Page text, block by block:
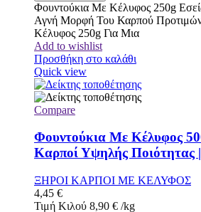
Φουντούκια Με Κέλυφος 250g
Αγνή Μορφή Του Καρπού
Κέλυφος 250g Για Μια
Add to wishlist
Προσθήκη στο καλάθι
Quick view
Compare
Φουντούκια Με Κέλυφος
Καρποί Υψηλής Ποιότητας |
ΞΗΡΟΙ ΚΑΡΠΟΙ ΜΕ ΚΕΛΥΦΟΣ
4,45 €
Τιμή Κιλού 8,90 € /kg